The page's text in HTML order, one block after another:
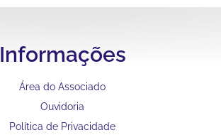
Informações
Área do Associado
Ouvidoria
Política de Privacidade